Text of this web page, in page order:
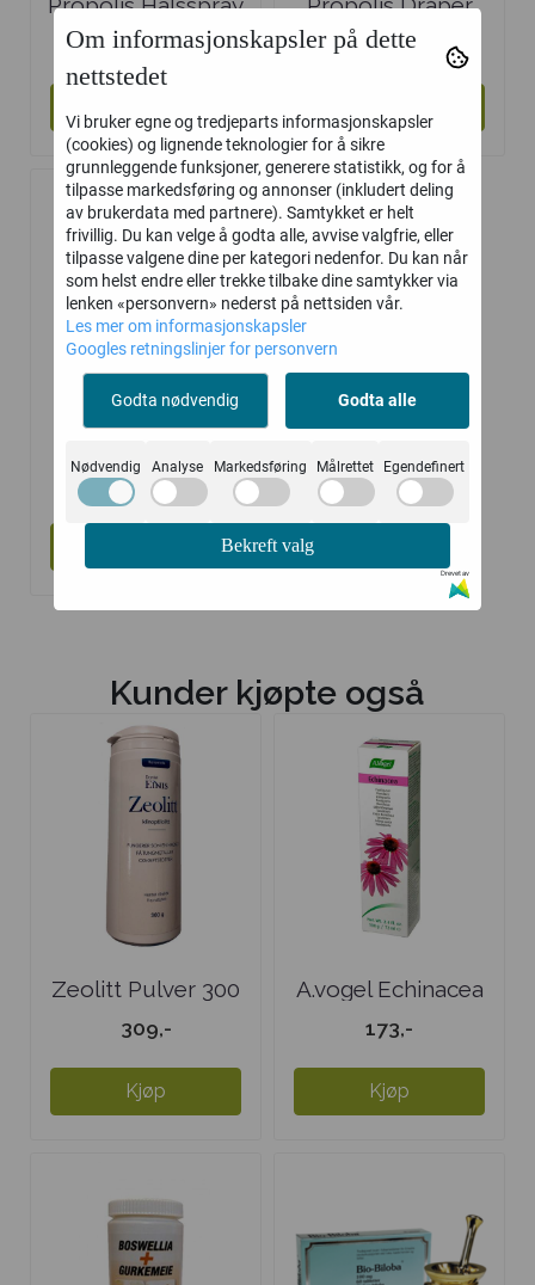
239,- 226,-
Sugetabeletter
158,-
Kunder kjøpte også
Zeolitt Pulver 300
gr
309,-
Kjøp
A.vogel Echinacea
Tannkrem
173,-
Kjøp
Om informasjonskapsler på dette
nettstedet
Vi bruker egne og tredjeparts informasjonskapsler
(cookies) og lignende teknologier for å sikre
grunnleggende funksjoner, generere statistikk, og for å
tilpasse markedsføring og annonser (inkludert deling
av brukerdata med partnere). Samtykket er helt
frivillig. Du kan velge å godta alle, avvise valgfrie, eller
tilpasse valgene dine per kategori nedenfor. Du kan når
som helst endre eller trekke tilbake dine samtykker via
lenken «personvern» nederst på nettsiden vår.
Les mer om informasjonskapsler
Googles retningslinjer for personvern
Godta nødvendig Godta alle
Nødvendig Analyse Markedsføring Målrettet Egendefinert
Bekreft valg
Drevet av